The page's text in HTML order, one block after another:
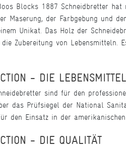
Blocks 1887 Schneidbretter
Maserung, der Farbgebung und
Unikat. Das Holz der
Zubereitung von
- DIE
sind für den
das Prüfsiegel der National
den Einsatz in der
- DIE QUALITÄT